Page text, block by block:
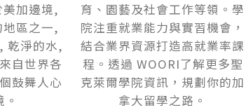
加邊境,
區之一,
乾淨的水,
自世界各
鼓舞人心
育、園藝及社會工作等領。學
院注重就業能力與實習機會，
結合業界資源打造高就業率課
程。透過 WOORI了解更多聖
克萊爾學院資訊，規劃你的加
拿大留學之路。